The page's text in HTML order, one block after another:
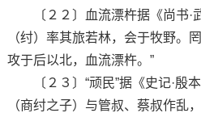
〔２２〕血流漂杵据《尚书·
（纣）率其旅若林，会于牧野。
攻于后以北，血流漂杵。”
〔２３〕“顽民”据《史记·殷本
（商纣之子）与管叔、蔡叔作乱